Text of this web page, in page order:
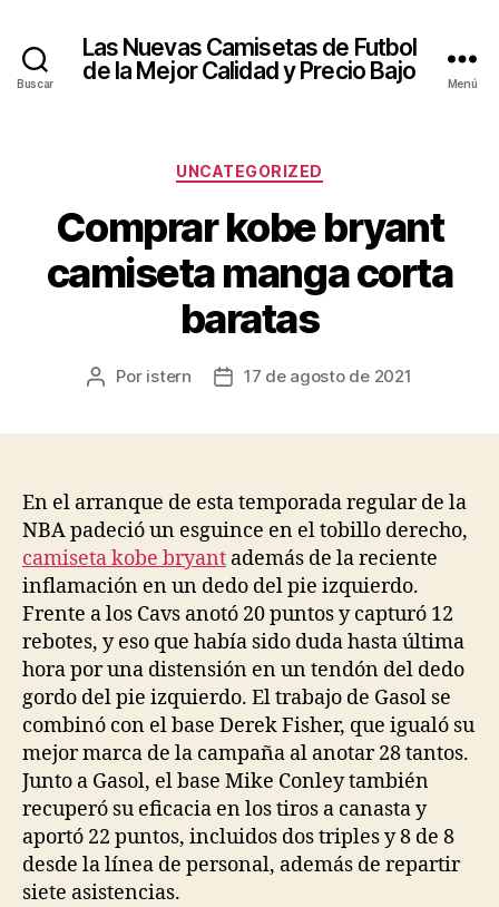
Buscar
Las Nuevas Camisetas de Futbol
de la Mejor Calidad y Precio Bajo
Menú
Categorías
UNCATEGORIZED
Comprar kobe bryant
camiseta manga corta
baratas
Autor
Por istern
Fecha17 de agosto de 2021
En el arranque de esta temporada regular de la
NBA padeció un esguince en el tobillo derecho,
camiseta kobe bryant además de la reciente
inflamación en un dedo del pie izquierdo.
Frente a los Cavs anotó 20 puntos y capturó 12
rebotes, y eso que había sido duda hasta última
hora por una distensión en un tendón del dedo
gordo del pie izquierdo. El trabajo de Gasol se
combinó con el base Derek Fisher, que igualó su
mejor marca de la campaña al anotar 28 tantos.
Junto a Gasol, el base Mike Conley también
recuperó su eficacia en los tiros a canasta y
aportó 22 puntos, incluidos dos triples y 8 de 8
desde la línea de personal, además de repartir
siete asistencias.